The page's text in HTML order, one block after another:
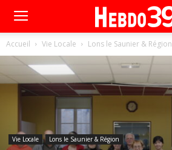
Accueil Vie Locale Lons le Saunier & Région
Vie Locale Lons le Saunier & Région